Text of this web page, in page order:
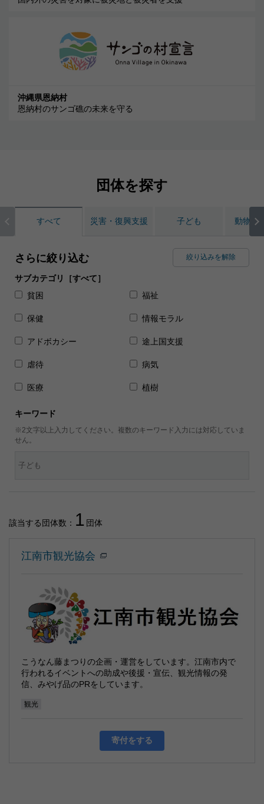
沖縄県恩納村
恩納村のサンゴ礁の未来を守る
団体を探す
すべて 災害・復興支援 子ども 動物・
さらに絞り込む 絞り込みを解除
サブカテゴリ［すべて］
貧困
福祉
保健 情報モラル
アドボカシー 途上国支援
虐待 病気
医療 植樹
キーワード
※2文字以上入力してください。複数のキーワード入力には対応していま
せん。
該当する団体数： 1 団体
江南市観光協会
こうなん藤まつりの企画・運営をしています。江南市内で
行われるイベントへの助成や後援・宣伝、観光情報の発
信、みやげ品のPRをしています。
観光
寄付をする